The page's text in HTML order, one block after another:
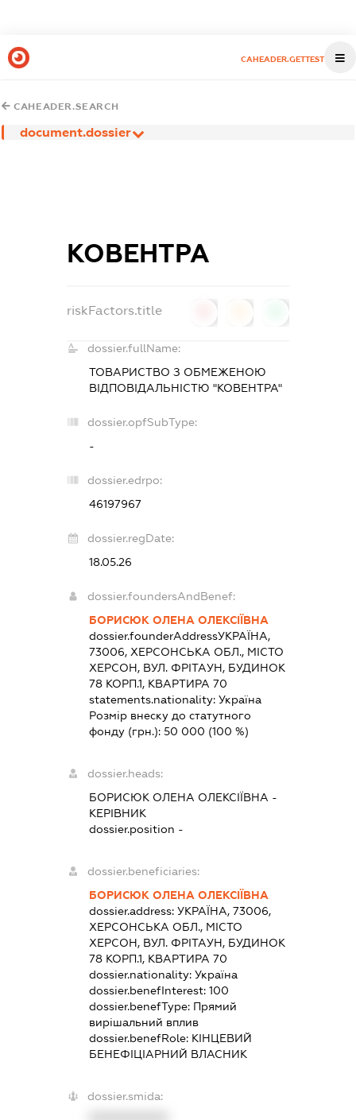
CAHEADER.GETTEST
CAHEADER.SEARCH
document.dossier
КОВЕНТРА
riskFactors.title
dossier.fullName:
ТОВАРИСТВО З ОБМЕЖЕНОЮ
ВІДПОВІДАЛЬНІСТЮ "КОВЕНТРА"
dossier.opfSubType:
-
dossier.edrpo:
46197967
dossier.regDate:
18.05.26
dossier.foundersAndBenef:
БОРИСЮК ОЛЕНА ОЛЕКСІЇВНА
dossier.founderAddressУКРАЇНА,
73006, ХЕРСОНСЬКА ОБЛ., МІСТО
ХЕРСОН, ВУЛ. ФРІТАУН, БУДИНОК
78 КОРП.1, КВАРТИРА 70
statements.nationality: Україна
Розмір внеску до статутного
фонду (грн.): 50 000 (100 %)
dossier.heads:
БОРИСЮК ОЛЕНА ОЛЕКСІЇВНА -
КЕРІВНИК
dossier.position -
dossier.beneficiaries:
БОРИСЮК ОЛЕНА ОЛЕКСІЇВНА
dossier.address: УКРАЇНА, 73006,
ХЕРСОНСЬКА ОБЛ., МІСТО
ХЕРСОН, ВУЛ. ФРІТАУН, БУДИНОК
78 КОРП.1, КВАРТИРА 70
dossier.nationality: Україна
dossier.benefInterest: 100
dossier.benefType: Прямий
вирішальний вплив
dossier.benefRole: КІНЦЕВИЙ
БЕНЕФІЦІАРНИЙ ВЛАСНИК
dossier.smida: